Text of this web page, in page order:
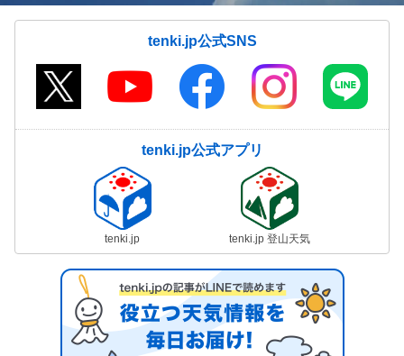
tenki.jp公式SNS
tenki.jp公式アプリ
tenki.jp tenki.jp 登山天気